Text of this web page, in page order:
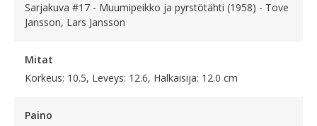
Sarjakuva #17 - Muumipeikko ja pyrstötähti (1958) - Tove
Jansson, Lars Jansson
Mitat
Korkeus: 10.5, Leveys: 12.6, Halkaisija: 12.0 cm
Paino